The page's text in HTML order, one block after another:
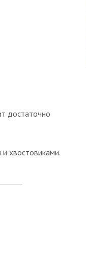
достаточно
хвостовиками.